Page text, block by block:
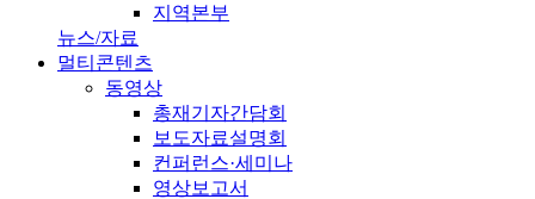
지역본부
뉴스/자료
멀티콘텐츠
동영상
총재기자간담회
보도자료설명회
컨퍼런스·세미나
영상보고서